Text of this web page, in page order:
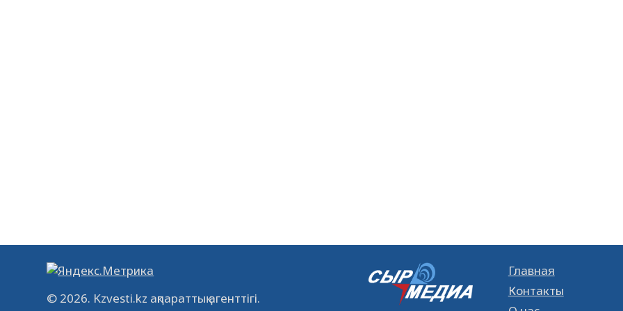
© 2026. Kzvesti.kz ақпараттық агенттігі.
Главная
Контакты